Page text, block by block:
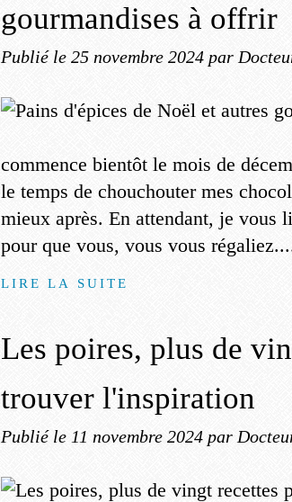
gourmandises à offrir
Publié le 25 novembre 2024 par
commence bientôt le mois de
le temps de chouchouter mes
mieux après. En attendant, je vous
pour que vous, vous vous
LIRE LA SUITE
Les poires, plus de
trouver l'inspiration
Publié le 11 novembre 2024 par